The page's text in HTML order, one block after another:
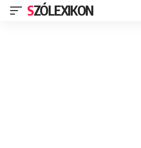
SZÓLEXIKON